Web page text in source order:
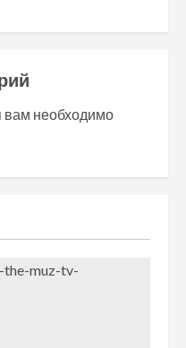
вам необходимо